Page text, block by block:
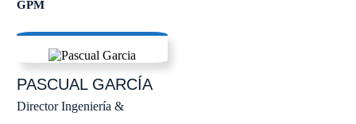
GPM
PASCUALGARCÍA
Director Ingeniería &